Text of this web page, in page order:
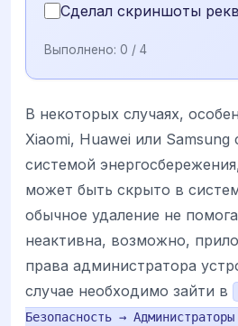
Сделал скриншоты
Выполнено: 0 / 4
В некоторых случаях,
Xiaomi, Huawei или Samsung
системой
может быть скрыто в
обычное удаление не
неактивна, возможно,
права администратора
случае необходимо зайти в
Безопасность →